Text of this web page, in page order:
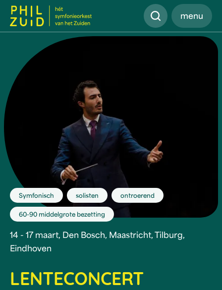
Zoeken
menu
LENTECONCERT
14 - 17 maart, Den Bosch, Maastricht, Tilburg,
Eindhoven
Symfonisch solisten ontroerend
60-90 middelgrote bezetting